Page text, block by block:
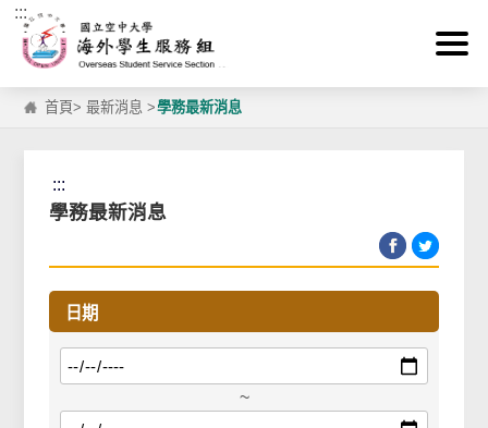
跳到主要內容區塊
:::
首頁>最新消息 >學務最新消息
:::
學務最新消息
日期
~